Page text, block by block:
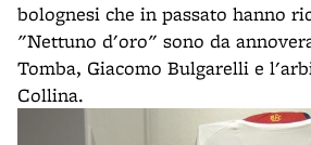
bolognesi che in passato hanno
"Nettuno d'oro" sono da
Tomba, Giacomo Bulgarelli e
Collina.